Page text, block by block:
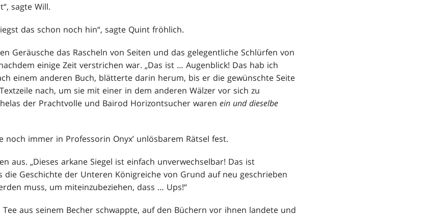
sagte Will.
das schon noch hin“, sagte Quint fröhlich.
Geräusche das Rascheln von Seiten und das gelegentliche Schlürfen von
einige Zeit verstrichen war. „Das ist … Augenblick! Das hab ich
einem anderen Buch, blätterte darin herum, bis er die gewünschte Seite
nach, um sie mit einer in dem anderen Wälzer vor sich zu
der Prachtvolle und Bairod Horizontsucher waren ein und dieselbe
noch immer in Professorin Onyx’ unlösbarem Rätsel fest.
aus. „Dieses arkane Siegel ist einfach unverwechselbar! Das ist
die Geschichte der Unteren Königreiche von Grund auf neu geschrieben
muss, um miteinzubeziehen, dass … Ups!“
aus seinem Becher schwappte, auf den Büchern vor ihnen landete und